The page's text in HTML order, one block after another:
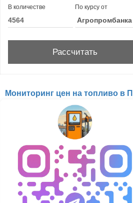
В количестве По курсу от
Мониторинг цен на топливо в